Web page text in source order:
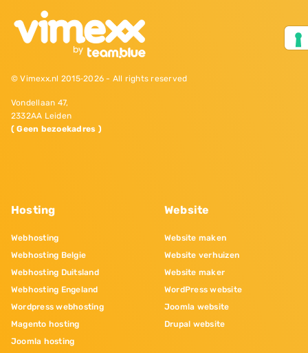
© Vimexx.nl 2015‐2026 - All rights reserved
Vondellaan 47,
2332AA Leiden
( Geen bezoekadres )
Hosting
Webhosting
Webhosting Belgie
Webhosting Duitsland
Webhosting Engeland
Wordpress webhosting
Magento hosting
Joomla hosting
Website
Website maken
Website verhuizen
Website maker
WordPress website
Joomla website
Drupal website